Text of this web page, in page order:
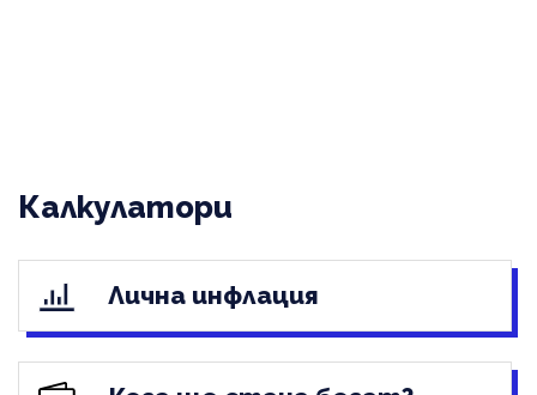
Калкулатори
Лична инфлация